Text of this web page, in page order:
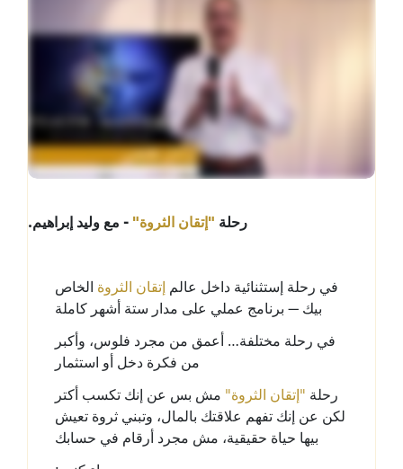
.رحلة "إتقان الثروة" - مع وليد إبراهيم
في رحلة إستثنائية داخل عالم إتقان الثروة الخاص
بيك —
في رحلة مختلفة… أعمق من مجرد فلوس، وأكبر
من فكرة دخل أو استثمار
رحلة "إتقان الثروة" مش بس عن إنك تكسب أكتر
لكن عن إنك تفهم علاقتك بالمال، وتبني ثروة تعيش
بيها حياة حقيقية، مش مجرد أرقام في حسابك